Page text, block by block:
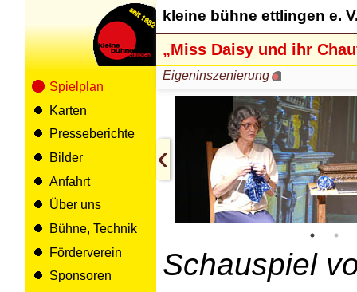
Spielplan
Karten
Presseberichte
Bilder
Anfahrt
Über uns
Bühne, Technik
Förderverein
Sponsoren
kleine bühne ettlingen e.
„Miss Daisy und ihr
Eigeninszenierung
‹
Schauspiel